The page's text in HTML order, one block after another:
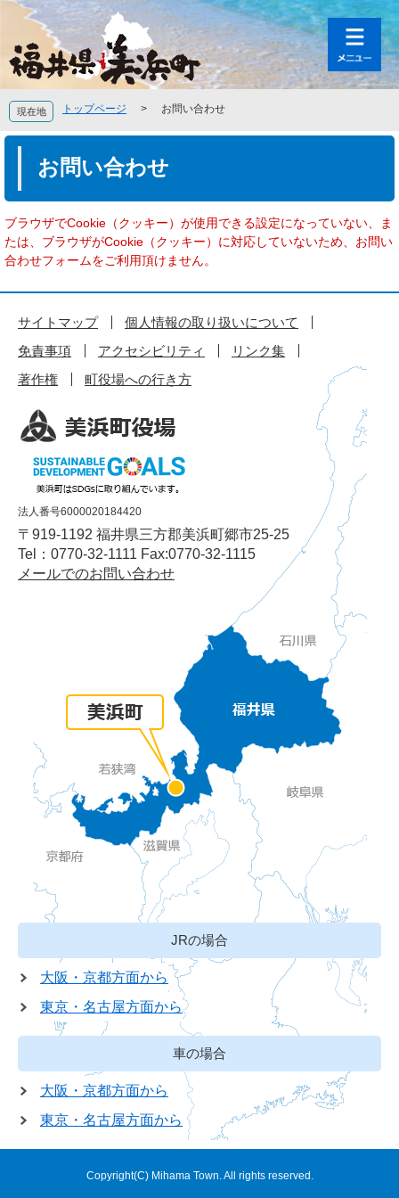
の
頭
で
す
ー
飛
ば
し
文
現在地 トップページ > お問い合わせ
お問い合わせ
ブラウザでCookie（クッキー）が使用できる設定になっていない、ま
たは、ブラウザがCookie（クッキー）に対応していないため、お問い
合わせフォームをご利用頂けません。
サイトマップ
個人情報の取り扱いについて
免責事項
アクセシビリティ
リンク集
著作権
町役場への行き方
法人番号6000020184420
〒919-1192 福井県三方郡美浜町郷市25-25
Tel：0770-32-1111 Fax:0770-32-1115
メールでのお問い合わせ
JRの場合
大阪・京都方面から
東京・名古屋方面から
車の場合
大阪・京都方面から
東京・名古屋方面から
Copyright(C) Mihama Town. All rights reserved.